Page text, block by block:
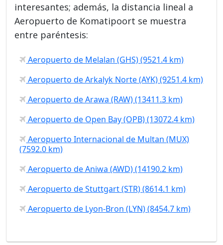
interesantes; además, la distancia lineal a
Aeropuerto de Komatipoort se muestra
entre paréntesis:
Aeropuerto de Melalan (GHS) (9521.4 km)
Aeropuerto de Arkalyk Norte (AYK) (9251.4 km)
Aeropuerto de Arawa (RAW) (13411.3 km)
Aeropuerto de Open Bay (OPB) (13072.4 km)
Aeropuerto Internacional de Multan (MUX)
(7592.0 km)
Aeropuerto de Aniwa (AWD) (14190.2 km)
Aeropuerto de Stuttgart (STR) (8614.1 km)
Aeropuerto de Lyon-Bron (LYN) (8454.7 km)